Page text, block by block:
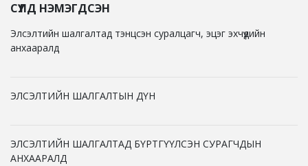
СҮҮЛД НЭМЭГДСЭН
Элсэлтийн шалгалтад тэнцсэн суралцагч, эцэг эхчүүдийн
анхааралд
ЭЛСЭЛТИЙН ШАЛГАЛТЫН ДҮН
ЭЛСЭЛТИЙН ШАЛГАЛТАД БҮРТГҮҮЛСЭН СУРАГЧДЫН
АНХААРАЛД